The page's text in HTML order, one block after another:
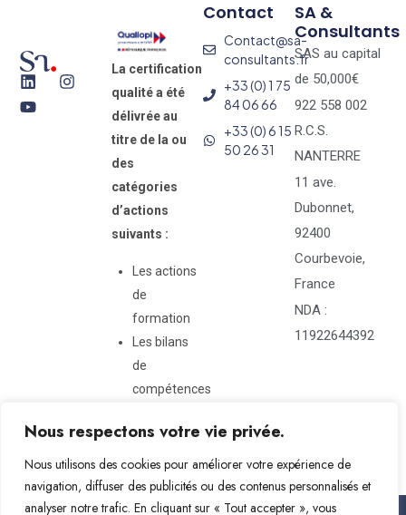
Nous respectons votre vie privée.
Nous utilisons des cookies pour améliorer votre expérience de
navigation, diffuser des publicités ou des contenus personnalisés et
analyser notre trafic. En cliquant sur « Tout accepter », vous
SA &
Consultants
SAS au capital
de 50,000€
922 558 002
R.C.S.
NANTERRE
11 ave.
Dubonnet,
92400
Courbevoie,
France
NDA :
11922644392
Contact
Contact@sa-
consultants.fr
+33 (0) 1 75
84 06 66
+33 (0) 6 15
50 26 31
La certification
qualité a été
délivrée au
titre de la ou
des
catégories
d’actions
suivants :
Les actions
de
formation
Les bilans
de
compétences